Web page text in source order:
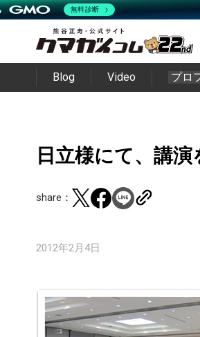
Blog Video プロ
日立様にて、講演
share：
2012年2月4日
無料診断